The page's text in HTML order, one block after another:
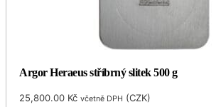
Argor Heraeus stříbrný slitek 500 g
25,800.00 Kč včetně DPH (CZK)